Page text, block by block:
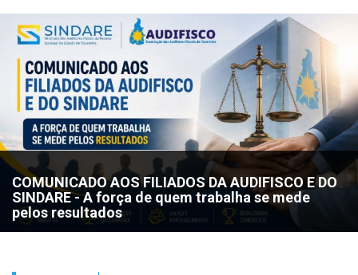
NOTÍCIAS
DIRETORIA
HISTÓRIA
ASSESSORIA JURÍDICA
ASSOCIE-SE
DA AUDIFISCO E DO
trabalha se mede
Governo antecipa
julho e do 13º dos
feira, 24